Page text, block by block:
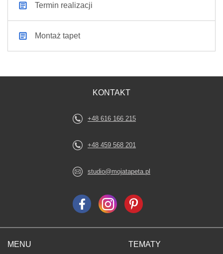
Termin realizacji
Montaż tapet
MENU TEMATY
KONTAKT
+48 616 166 215
+48 459 568 201
studio@mojatapeta.pl